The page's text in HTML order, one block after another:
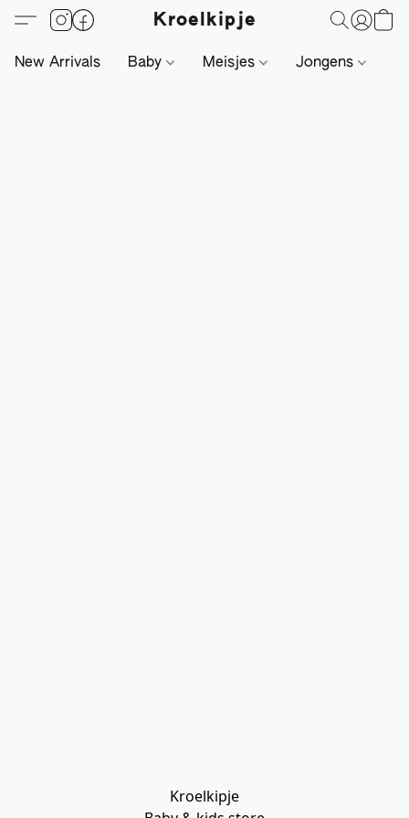
Kroelkipje
New Arrivals Baby Meisjes Jongens
Kroelkipje